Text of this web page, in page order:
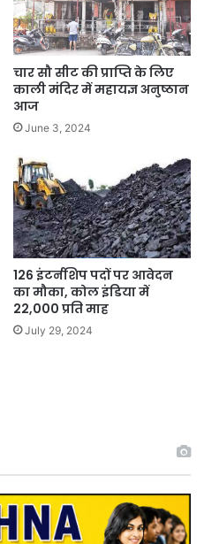
चार सौ सीट की प्राप्ति के लिए
काली मंदिर में महायज्ञ अनुष्ठान
आज
June 3, 2024
126 इंटर्नशिप पदों पर आवेदन
का मौका, कोल इंडिया में
22,000 प्रति माह
July 29, 2024